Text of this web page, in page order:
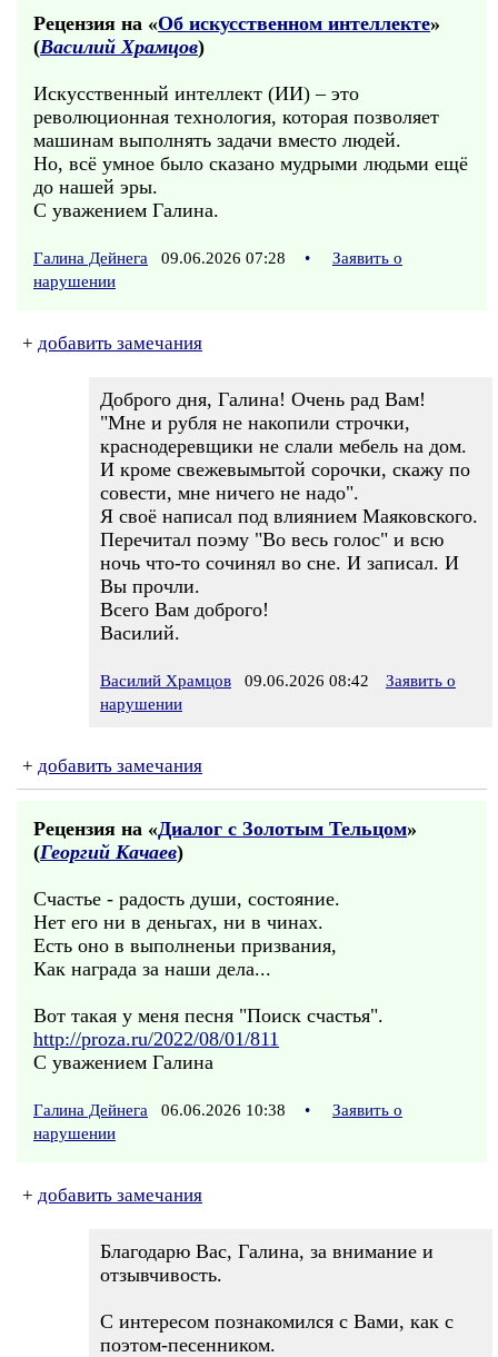
Рецензия на «Об искусственном интеллекте»
(Василий Храмцов)
Искусственный интеллект (ИИ) – это
революционная технология, которая позволяет
машинам выполнять задачи вместо людей.
Но, всё умное было сказано мудрыми людьми ещё
до нашей эры.
С уважением Галина.
Галина Дейнега 09.06.2026 07:28 •
Заявить о
нарушении
+ добавить замечания
Доброго дня, Галина! Очень рад Вам!
"Мне и рубля не накопили строчки,
краснодеревщики не слали мебель на дом.
И кроме свежевымытой сорочки, скажу по
совести, мне ничего не надо".
Я своё написал под влиянием Маяковского.
Перечитал поэму "Во весь голос" и всю
ночь что-то сочинял во сне. И записал. И
Вы прочли.
Всего Вам доброго!
Василий.
Василий Храмцов 09.06.2026 08:42
Заявить о
нарушении
+ добавить замечания
Рецензия на «Диалог c Золотым Тельцом»
(Георгий Качаев)
Счастье - радость души, состояние.
Нет его ни в деньгах, ни в чинах.
Есть оно в выполненьи призвания,
Как награда за наши дела...
Вот такая у меня песня "Поиск счастья".
http://proza.ru/2022/08/01/811
С уважением Галина
Галина Дейнега 06.06.2026 10:38 •
Заявить о
нарушении
+ добавить замечания
Благодарю Вас, Галина, за внимание и
отзывчивость.
С интересом познакомился с Вами, как с
поэтом-песенником.